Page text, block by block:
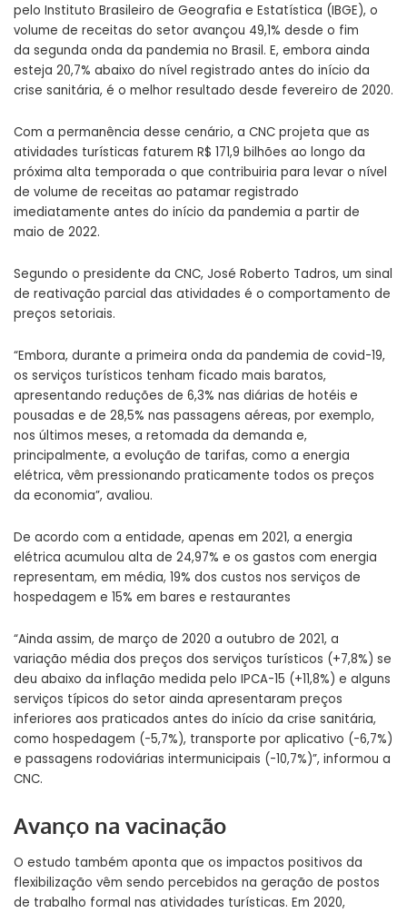
pelo Instituto Brasileiro de Geografia e Estatística (IBGE), o
volume de receitas do setor avançou 49,1% desde o fim
da segunda onda da pandemia no Brasil. E, embora ainda
esteja 20,7% abaixo do nível registrado antes do início da
crise sanitária, é o melhor resultado desde fevereiro de 2020.
Com a permanência desse cenário, a CNC projeta que as
atividades turísticas faturem R$ 171,9 bilhões ao longo da
próxima alta temporada o que contribuiria para levar o nível
de volume de receitas ao patamar registrado
imediatamente antes do início da pandemia a partir de
maio de 2022.
Segundo o presidente da CNC, José Roberto Tadros, um sinal
de reativação parcial das atividades é o comportamento de
preços setoriais.
“Embora, durante a primeira onda da pandemia de covid-19,
os serviços turísticos tenham ficado mais baratos,
apresentando reduções de 6,3% nas diárias de hotéis e
pousadas e de 28,5% nas passagens aéreas, por exemplo,
nos últimos meses, a retomada da demanda e,
principalmente, a evolução de tarifas, como a energia
elétrica, vêm pressionando praticamente todos os preços
da economia”, avaliou.
De acordo com a entidade, apenas em 2021, a energia
elétrica acumulou alta de 24,97% e os gastos com energia
representam, em média, 19% dos custos nos serviços de
hospedagem e 15% em bares e restaurantes
“Ainda assim, de março de 2020 a outubro de 2021, a
variação média dos preços dos serviços turísticos (+7,8%) se
deu abaixo da inflação medida pelo IPCA-15 (+11,8%) e alguns
serviços típicos do setor ainda apresentaram preços
inferiores aos praticados antes do início da crise sanitária,
como hospedagem (-5,7%), transporte por aplicativo (-6,7%)
e passagens rodoviárias intermunicipais (-10,7%)”, informou a
CNC.
Avanço na vacinação
O estudo também aponta que os impactos positivos da
flexibilização vêm sendo percebidos na geração de postos
de trabalho formal nas atividades turísticas. Em 2020,